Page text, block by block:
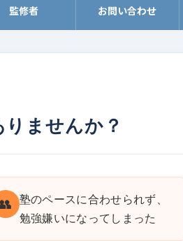
監修者 お問い合わせ
ませんか？
塾のペースに合わせられず、
勉強嫌いになってしまった